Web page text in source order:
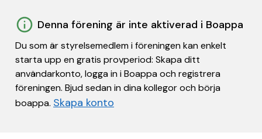
Denna förening är inte aktiverad i Boappa
Du som är styrelsemedlem i föreningen kan enkelt
starta upp en gratis provperiod: Skapa ditt
användarkonto, logga in i Boappa och registrera
föreningen. Bjud sedan in dina kollegor och börja
boappa. Skapa konto